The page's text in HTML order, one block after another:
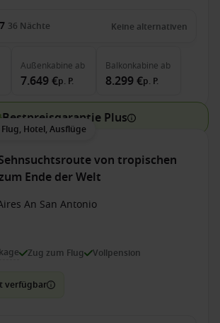
36 Nächte Keine alternativen
Außenkabine ab
7.649 €p. P.
Balkonkabine ab
8.299 €p. P.
Bestpreisgarantie Plus
Hotel, Ausflüge
von tropischen
Ende der Welt
An San Antonio
Zug zum Flug Vollpension
verfügbar